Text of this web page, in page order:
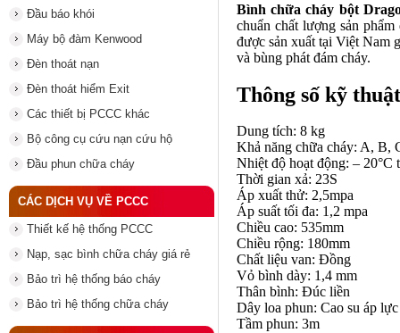
Đầu báo khói
Máy bộ đàm Kenwood
Đèn thoát nạn
Đèn thoát hiểm Exit
Các thiết bị PCCC khác
Bộ công cụ cứu nạn cứu hộ
Đầu phun chữa cháy
CÁC DỊCH VỤ VỀ PCCC
Thiết kế hệ thống PCCC
Nạp, sạc bình chữa cháy giá rẻ
Bảo trì hệ thống báo cháy
Bảo trì hệ thống chữa cháy
Bình chữa cháy bột
chuẩn chất lượng sản
được sản xuất tại Việt Nam
và bùng phát đám cháy.
Thông số kỹ thuật
Dung tích: 8 kg
Khả năng chữa cháy: A, B,
Nhiệt độ hoạt động: – 20°C
Thời gian xả: 23S
Áp xuất thử: 2,5mpa
Áp suất tối đa: 1,2 mpa
Chiều cao: 535mm
Chiều rộng: 180mm
Chất liệu van: Đồng
Vỏ bình dày: 1,4 mm
Thân bình: Đúc liền
Dây loa phun: Cao su áp
Tầm phun: 3m